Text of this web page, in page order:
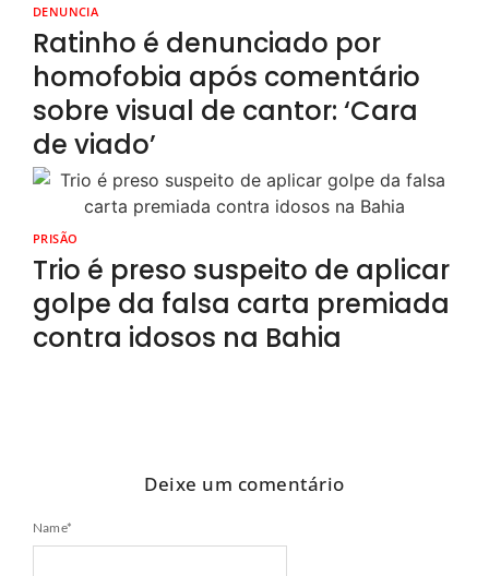
DENUNCIA
Ratinho é denunciado por
homofobia após comentário
sobre visual de cantor: ‘Cara
de viado’
PRISÃO
Trio é preso suspeito de aplicar
golpe da falsa carta premiada
contra idosos na Bahia
Deixe um comentário
Name*